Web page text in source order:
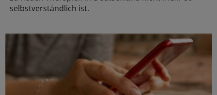
selbstverständlich ist.